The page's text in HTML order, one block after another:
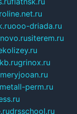
ooo-driada.ru
siterem.ru
grinox.ru
metall-perm.ru
drsschool.ru